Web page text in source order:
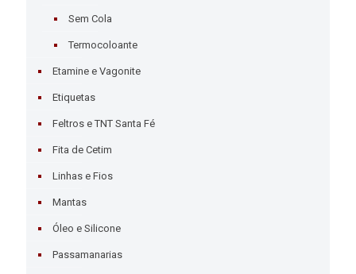
Sem Cola
Termocoloante
Etamine e Vagonite
Etiquetas
Feltros e TNT Santa Fé
Fita de Cetim
Linhas e Fios
Mantas
Óleo e Silicone
Passamanarias